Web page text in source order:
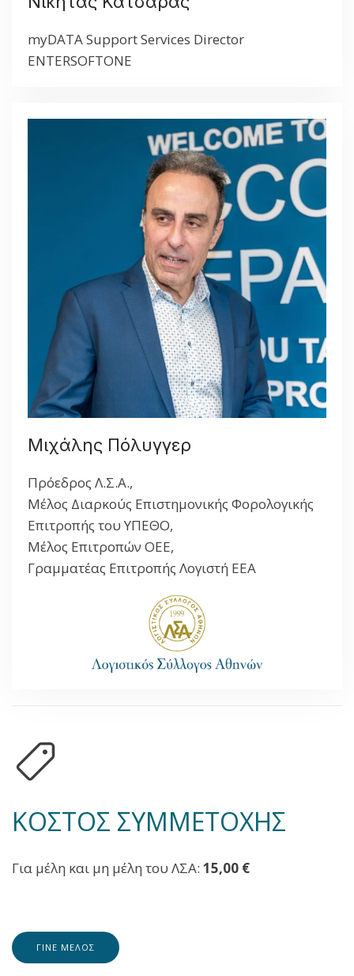
myDATA Support Services Director
ENTERSOFTONE
Μιχάλης Πόλυγγερ
Πρόεδρος Λ.Σ.Α.,
Μέλος Διαρκούς Επιστημονικής Φορολογικής
Επιτροπής του ΥΠΕΘΟ,
Μέλος Επιτροπών ΟΕΕ,
Γραμματέας Επιτροπής Λογιστή ΕΕΑ
ΚΟΣΤΟΣ ΣΥΜΜΕΤΟΧΗΣ
Για μέλη και μη μέλη του ΛΣΑ: 15,00 €
ΓΙΝΕ ΜΕΛΟΣ